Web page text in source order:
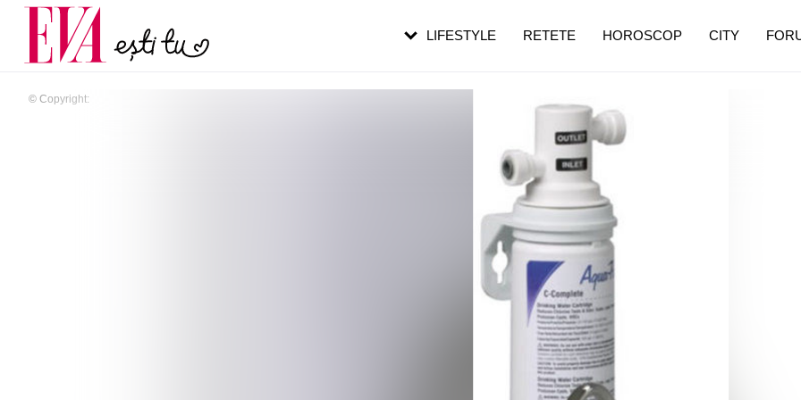
© Copyright:
LIFESTYLE RETETE HOROSCOP CITY
Carieră
Actualitate
pe măsură ce înaintezi în vârstă
de dureroasă este investigația